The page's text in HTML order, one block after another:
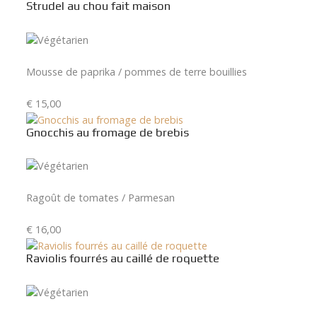
Strudel au chou fait maison
Mousse de paprika / pommes de terre bouillies
€ 15,00
Gnocchis au fromage de brebis
Ragoût de tomates / Parmesan
€ 16,00
Raviolis fourrés au caillé de roquette